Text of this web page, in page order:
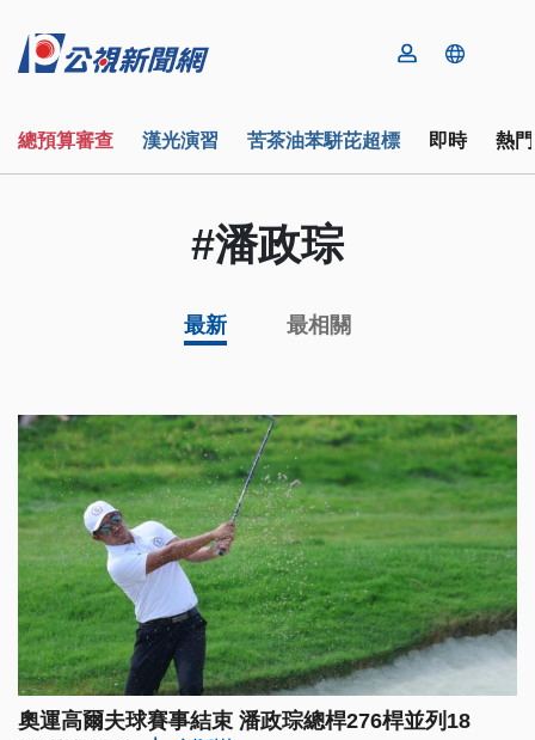
總預算審查 漢光演習 苦茶油苯駢芘超標 即時 熱
#潘政琮
最新 最相關
奧運高爾夫球賽事結束 潘政琮總桿276桿並列18